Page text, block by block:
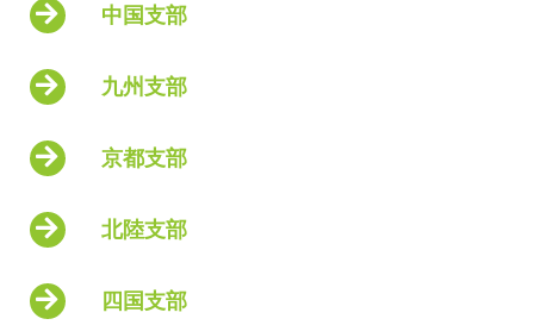
中国支部
九州支部
京都支部
北陸支部
四国支部